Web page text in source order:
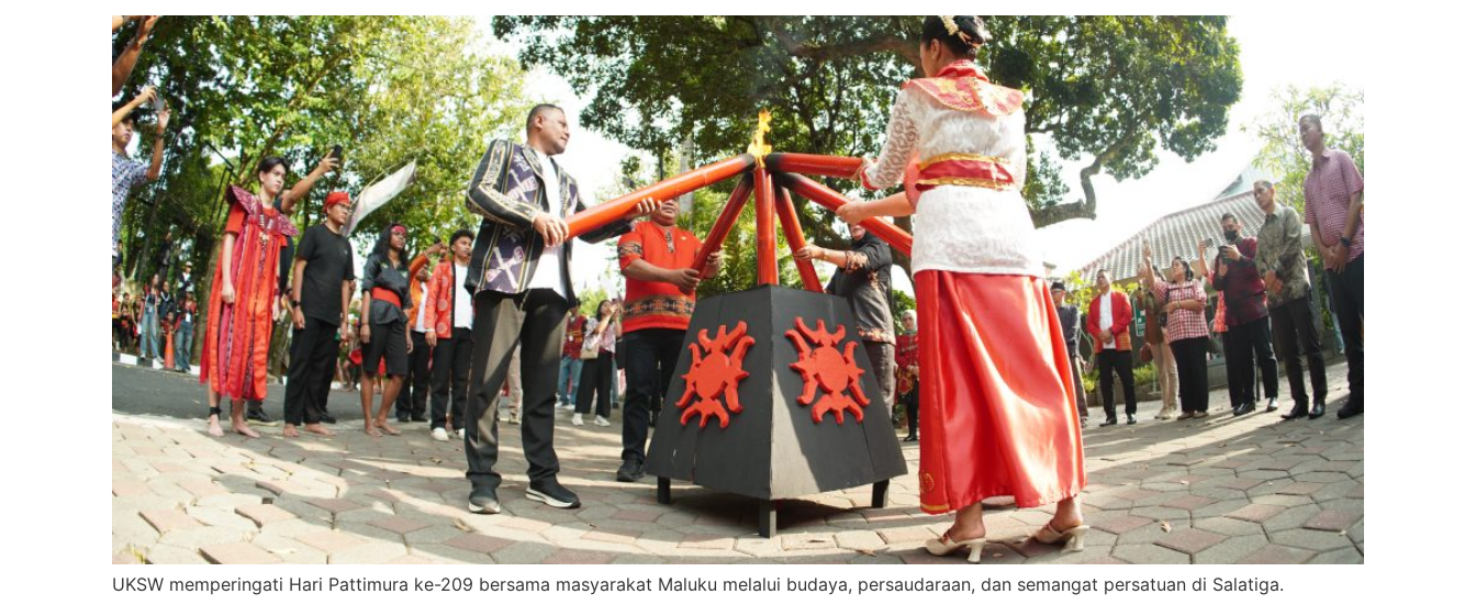
UKSW memperingati Hari Pattimura ke-209 bersama masyarakat Maluku melalui budaya, persaudaraan, dan semangat persatuan di Salatiga.